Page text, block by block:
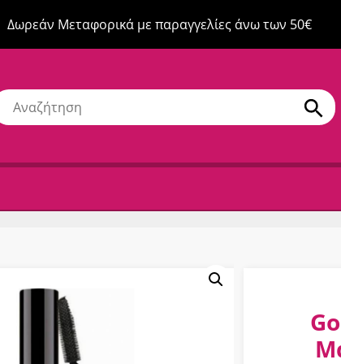
Δωρεάν Μεταφορικά με παραγγελίες άνω των 50€